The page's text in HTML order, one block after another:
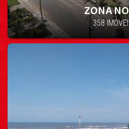
ZONA
358